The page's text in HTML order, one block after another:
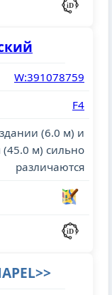
W:391078759
F4
(6.0 м) и
м) сильно
различаются